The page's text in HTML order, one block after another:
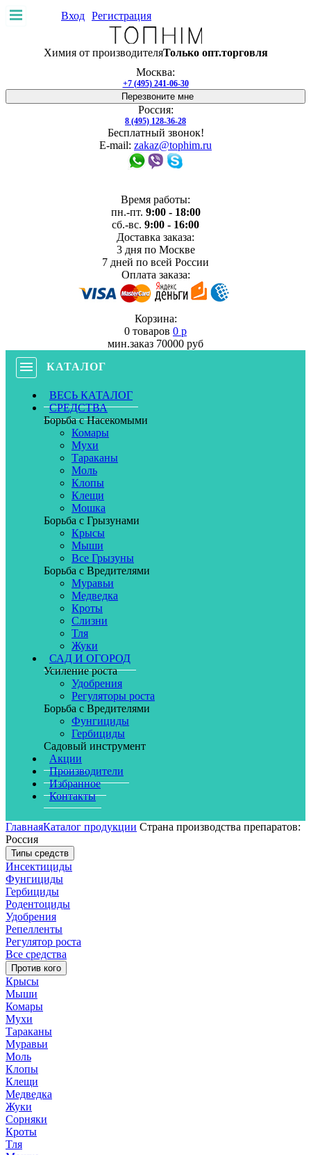
Доставка и
Производители
Договор-оферта
Доставка и оплата Гарантия Услуги Отзывы
О нас
Адреса магазинов Производство
Вход Регистрация
Химия от производителяТолько опт.торговля
Москва:
+7 (495) 241-06-30
Перезвоните мне
Россия:
8 (495) 128-36-28
Бесплатный звонок!
E-mail: zakaz@tophim.ru
Время работы:
пн.-пт. 9:00 - 18:00
сб.-вс. 9:00 - 16:00
Доставка заказа:
3 дняпо Москве
7 дней по всей России
Оплата заказа:
Корзина:
0 товаров 0 р
мин.заказ 70000 руб
КАТАЛОГ
ВЕСЬ КАТАЛОГ
СРЕДСТВА
Борьба с Насекомыми
Комары
Мухи
Тараканы
Моль
Клопы
Клещи
Мошка
Борьба с Грызунами
Крысы
Мыши
Все Грызуны
Борьба с Вредителями
Муравьи
Медведка
Кроты
Слизни
Тля
Жуки
САД И ОГОРОД
Усиление роста
Удобрения
Регуляторы роста
Борьба с Вредителями
Фунгициды
Гербициды
Садовый инструмент
Акции
Производители
Избранное
Контакты
ГлавнаяКаталог продукции Страна производства препаратов:
Россия
Типы средств
Инсектициды
Фунгициды
Гербициды
Родентоциды
Удобрения
Репелленты
Регулятор роста
Все средства
Против кого
Крысы
Мыши
Комары
Мухи
Тараканы
Муравьи
Моль
Клопы
Клещи
Медведка
Жуки
Сорняки
Кроты
Тля